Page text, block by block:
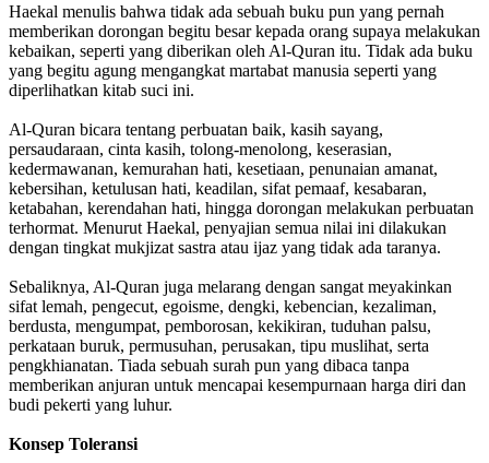
Haekal menulis bahwa tidak ada sebuah buku pun yang pernah
memberikan dorongan begitu besar kepada orang supaya melakukan
kebaikan, seperti yang diberikan oleh Al-Quran itu. Tidak ada buku
yang begitu agung mengangkat martabat manusia seperti yang
diperlihatkan kitab suci ini.
Al-Quran bicara tentang perbuatan baik, kasih sayang,
persaudaraan, cinta kasih, tolong-menolong, keserasian,
kedermawanan, kemurahan hati, kesetiaan, penunaian amanat,
kebersihan, ketulusan hati, keadilan, sifat pemaaf, kesabaran,
ketabahan, kerendahan hati, hingga dorongan melakukan perbuatan
terhormat. Menurut Haekal, penyajian semua nilai ini dilakukan
dengan tingkat mukjizat sastra atau ijaz yang tidak ada taranya.
Sebaliknya, Al-Quran juga melarang dengan sangat meyakinkan
sifat lemah, pengecut, egoisme, dengki, kebencian, kezaliman,
berdusta, mengumpat, pemborosan, kekikiran, tuduhan palsu,
perkataan buruk, permusuhan, perusakan, tipu muslihat, serta
pengkhianatan. Tiada sebuah surah pun yang dibaca tanpa
memberikan anjuran untuk mencapai kesempurnaan harga diri dan
budi pekerti yang luhur.
Konsep Toleransi